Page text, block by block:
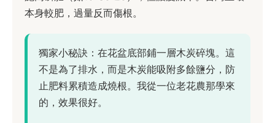
本身較肥，過量反而傷根。
獨家小秘訣：在花盆底部鋪一層木炭碎塊。這
不是為了排水，而是木炭能吸附多餘鹽分，防
止肥料累積造成燒根。我從一位老花農那學來
的，效果很好。